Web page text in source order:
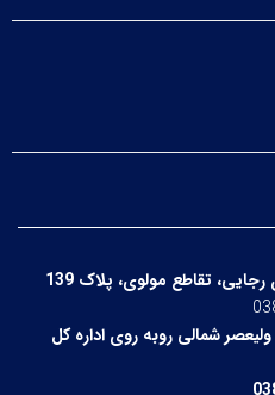
تقاطع مولوی، پلاک 139
شمالی روبه روی اداره کل